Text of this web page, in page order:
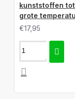
kunststoffen
grote
€17,95